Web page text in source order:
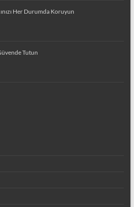
Her Durumda Koruyun
Tutun